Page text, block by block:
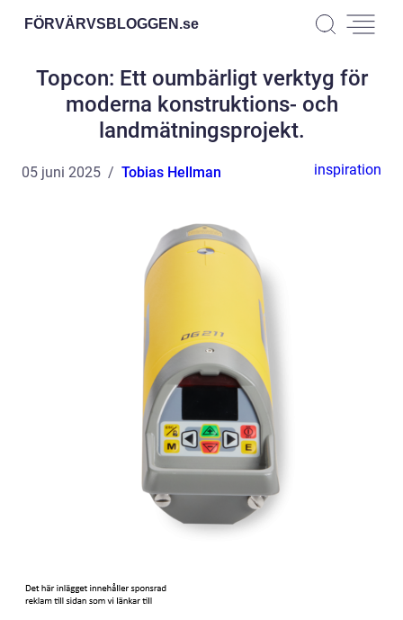
FÖRVÄRVSBLOGGEN.se
Topcon: Ett oumbärligt verktyg för
moderna konstruktions- och
landmätningsprojekt.
05 juni 2025 Tobias Hellman inspiration